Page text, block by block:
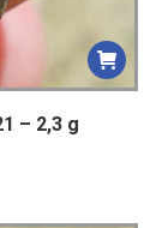
– 2,3 g